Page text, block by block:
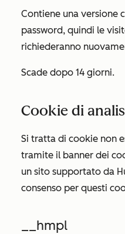
Contiene una versione
password, quindi le
richiederanno
Scade dopo 14 giorni.
Cookie di
Si tratta di cookie non
tramite il banner dei
un sito supportato da
consenso per questi
__hmpl